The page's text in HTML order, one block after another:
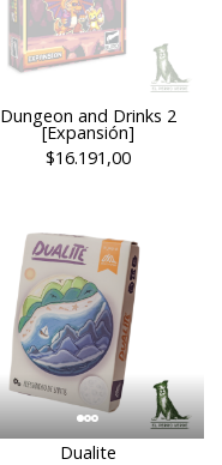
Dungeon and Drinks 2
[Expansión]
$16.191,00
Dualite